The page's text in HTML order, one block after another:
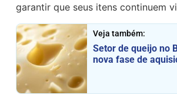
garantir que seus itens continuem
Veja também:
Setor de queijo no
nova fase de